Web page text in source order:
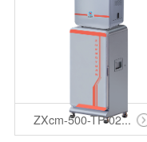
ZXcm-500-TP-02...